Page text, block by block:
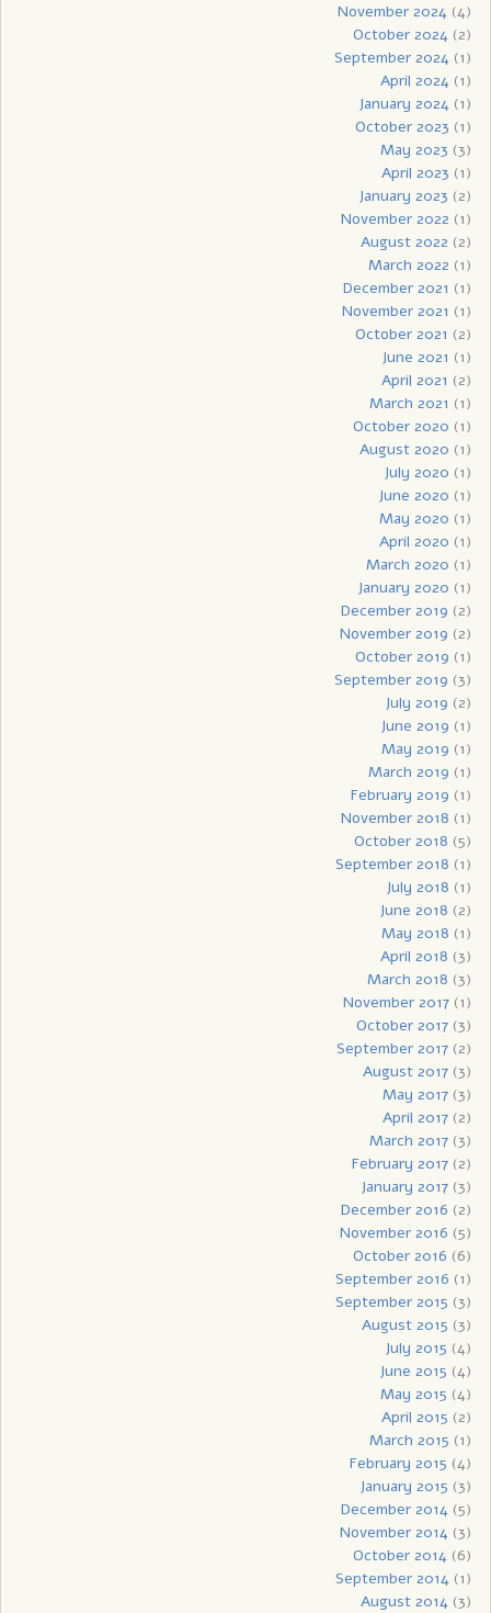
November 2024(4)
October 2024(2)
September 2024(1)
April 2024(1)
January 2024(1)
October 2023 (1)
May 2023 (3)
April 2023 (1)
January 2023 (2)
November 2022 (1)
August 2022 (2)
March 2022 (1)
December 2021 (1)
November 2021 (1)
October 2021 (2)
June 2021 (1)
April 2021 (2)
March 2021 (1)
October 2020 (1)
August 2020 (1)
July 2020 (1)
June 2020 (1)
May 2020 (1)
April 2020 (1)
March 2020 (1)
January 2020 (1)
December 2019 (2)
November 2019 (2)
October 2019 (1)
September 2019 (3)
July 2019 (2)
June 2019 (1)
May 2019 (1)
March 2019 (1)
February 2019 (1)
November 2018 (1)
October 2018 (5)
September 2018 (1)
July 2018 (1)
June 2018 (2)
May 2018 (1)
April 2018 (3)
March 2018 (3)
November 2017(1)
October 2017(3)
September 2017(2)
August 2017(3)
May 2017(3)
April 2017(2)
March 2017(3)
February 2017(2)
January 2017(3)
December 2016 (2)
November 2016 (5)
October 2016 (6)
September 2016 (1)
September 2015 (3)
August 2015 (3)
July 2015 (4)
June 2015 (4)
May 2015 (4)
April 2015 (2)
March 2015 (1)
February 2015 (4)
January 2015 (3)
December 2014(5)
November 2014(3)
October 2014(6)
September 2014(1)
August 2014(3)